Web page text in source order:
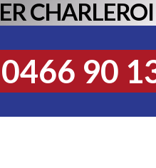
CHARLEROI
0466 90